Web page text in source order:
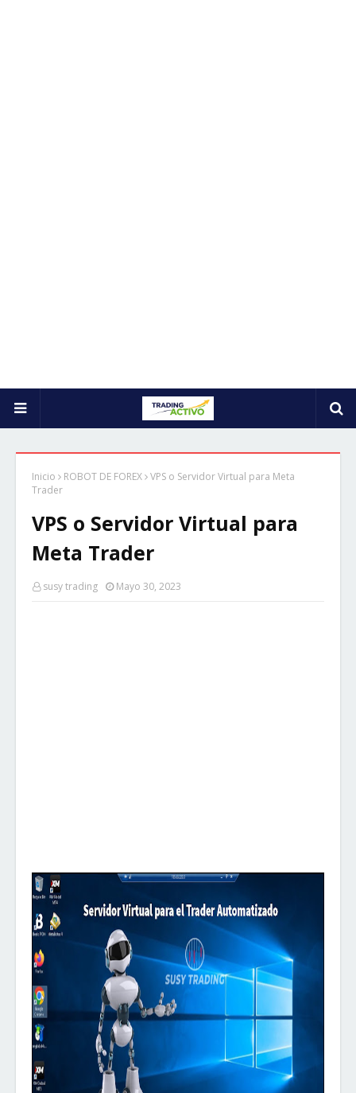
Inicio ROBOT DE FOREX VPS o Servidor Virtual para Meta
Trader
VPS o Servidor Virtual para
Meta Trader
susy trading Mayo 30, 2023